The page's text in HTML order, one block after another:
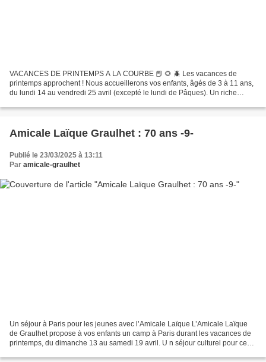
VACANCES DE PRINTEMPS A LA COURBE 📕 🌻 🪲 Les vacances de
printemps approchent ! Nous accueillerons vos enfants, âgés de 3 à 11 ans,
du lundi 14 au vendredi 25 avril (excepté le lundi de Pâques). Un riche
Amicale Laïque Graulhet : 70 ans -9-
Publié le 23/03/2025 à 13:11
Par amicale-graulhet
Un séjour à Paris pour les jeunes avec l’Amicale Laïque L’Amicale Laïque
de Graulhet propose à vos enfants un camp à Paris durant les vacances de
printemps, du dimanche 13 au samedi 19 avril. U n séjour culturel pour ceux